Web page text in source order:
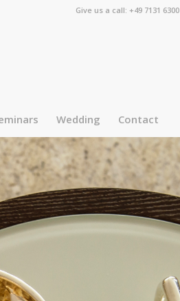
Give us a call: +49 7131 6300
Wedding Contact